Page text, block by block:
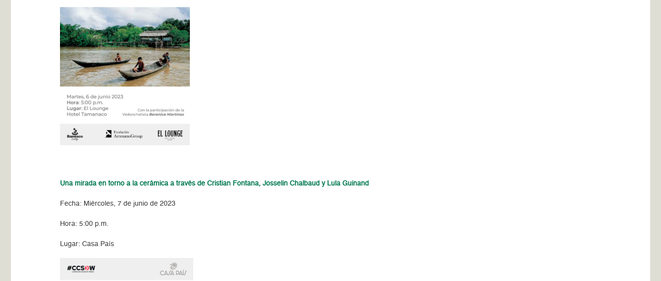
Una mirada en torno a la cerámica a través de Cristian Fontana, Josselin Chalbaud y Lula Guinand
Fecha: Miércoles, 7 de junio de 2023
Hora: 5:00 p.m.
Lugar: Casa País